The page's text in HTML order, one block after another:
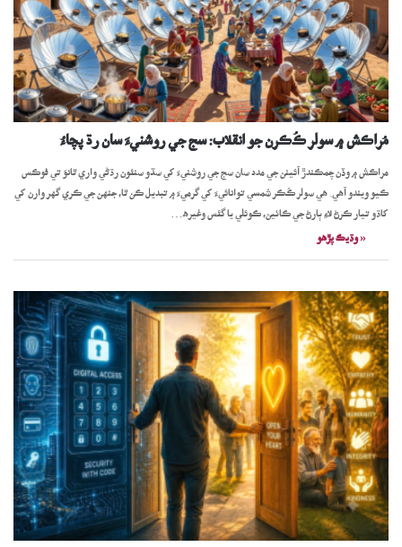
​مُراڪش ۾ سولر ڪُڪرن جو انقلاب: سج جي روشنيءَ سان رڌ پچاءُ
مراڪش ۾ وڏن چمڪندڙ آئينن جي مدد سان سج جي روشنيءَ کي سڌو سنئون رڌڻي واري ٿانوَ تي فوڪس
ڪيو ويندو آهي. هي سولر ڪُڪر شمسي توانائيءَ کي گرميءَ ۾ تبديل ڪن ٿا، جنهن جي ڪري گهر وارن کي
کاڌو تيار ڪرڻ لاءِ ٻارڻ جي ڪاٺين، ڪوئلي يا گئس وغيره…
« وڌيڪ پڙھو